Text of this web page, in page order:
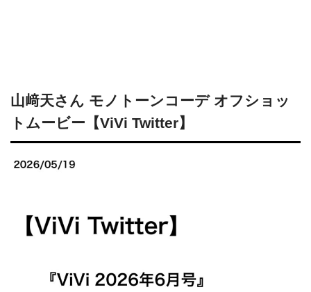
山﨑天さん モノトーンコーデ オフショッ
トムービー【ViVi Twitter】